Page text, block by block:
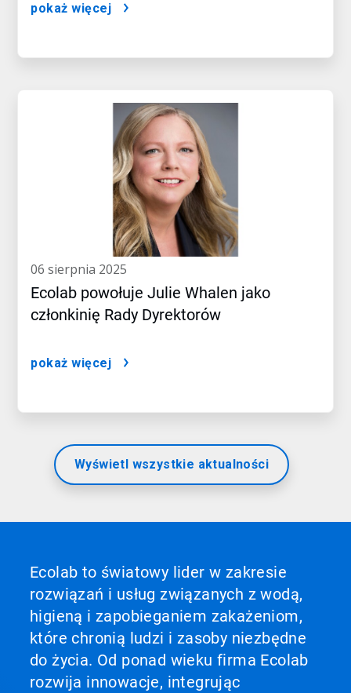
pokaż więcej
06 sierpnia 2025
Ecolab powołuje Julie Whalen jako
członkinię Rady Dyrektorów
pokaż więcej
Wyświetl wszystkie aktualności
Ecolab to światowy lider w zakresie
rozwiązań i usług związanych z wodą,
higieną i zapobieganiem zakażeniom,
które chronią ludzi i zasoby niezbędne
do życia. Od ponad wieku firma Ecolab
rozwija innowacje, integrując